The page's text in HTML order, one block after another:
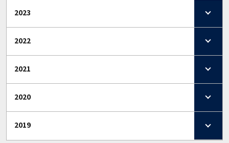
2023
2022
2021
2020
2019